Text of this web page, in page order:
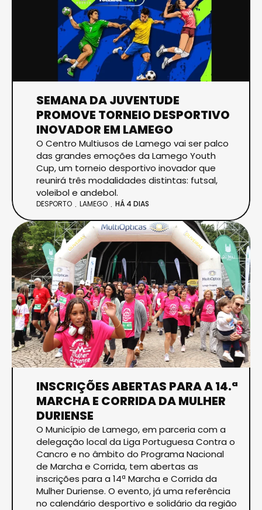
SEMANA DA JUVENTUDE
PROMOVE TORNEIO DESPORTIVO
INOVADOR EM LAMEGO
O Centro Multiusos de Lamego vai ser palco
das grandes emoções da Lamego Youth
Cup, um torneio desportivo inovador que
reunirá três modalidades distintas: futsal,
voleibol e andebol.
DESPORTO LAMEGO HÁ 4 DIAS
INSCRIÇÕES ABERTAS PARA A 14.ª
MARCHA E CORRIDA DA MULHER
DURIENSE
O Município de Lamego, em parceria com a
delegação local da Liga Portuguesa Contra o
Cancro e no âmbito do Programa Nacional
de Marcha e Corrida, tem abertas as
inscrições para a 14ª Marcha e Corrida da
Mulher Duriense. O evento, já uma referência
no calendário desportivo e solidário da região